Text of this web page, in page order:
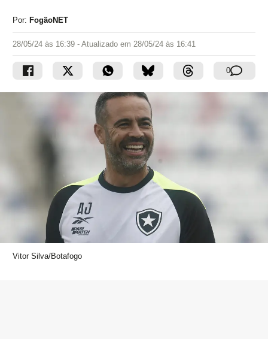
Por: FogãoNET
28/05/24 às 16:39 - Atualizado em 28/05/24 às 16:41
0
Vitor Silva/Botafogo